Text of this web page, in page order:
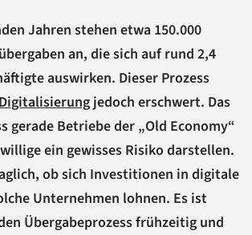
Jahren stehen etwa 150.000
an, die sich auf rund 2,4
auswirken. Dieser Prozess
Digitalisierung jedoch erschwert. Das
gerade Betriebe der „Old Economy“
ein gewisses Risiko darstellen.
ob sich Investitionen in digitale
Unternehmen lohnen. Es ist
Übergabeprozess frühzeitig und